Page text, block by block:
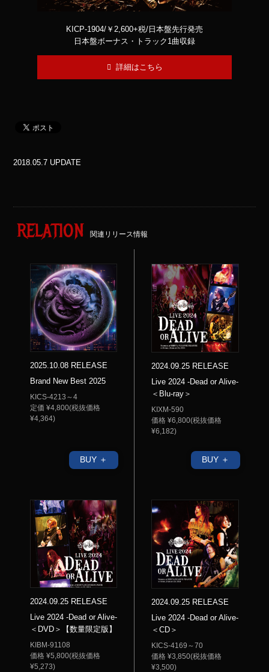
KICP-1904/￥2,600+税/日本盤先行発売
日本盤ボーナス・トラック1曲収録
詳細はこちら
2018.05.7 UPDATE
RELATION 関連リリース情報
2025.10.08 RELEASE
Brand New Best 2025
KICS-4213～4
定価 ¥4,800(税抜価格
¥4,364)
BUY ＋
2024.09.25 RELEASE
Live 2024 -Dead or Alive-
＜Blu-ray＞
KIXM-590
価格 ¥6,800(税抜価格
¥6,182)
BUY ＋
2024.09.25 RELEASE
Live 2024 -Dead or Alive-
＜DVD＞【数量限定版】
KIBM-91108
価格 ¥5,800(税抜価格
¥5,273)
2024.09.25 RELEASE
Live 2024 -Dead or Alive-
＜CD＞
KICS-4169～70
価格 ¥3,850(税抜価格
¥3,500)